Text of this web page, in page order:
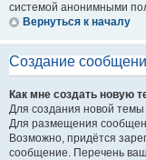
системой анонимными
Вернуться к началу
Создание
Как мне создать новую
Для создания новой
Для размещения
Возможно, придётся
сообщение. Перечень